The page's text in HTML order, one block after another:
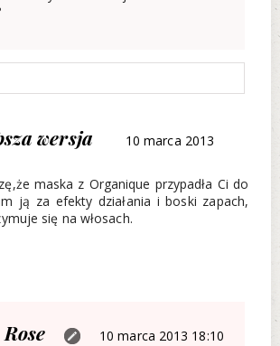
wersja
10 marca 2013
maska z Organique przypadła Ci do
ją za efekty działania i boski zapach,
się na włosach.
10 marca 2013 18:10